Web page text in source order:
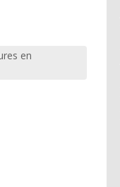
en